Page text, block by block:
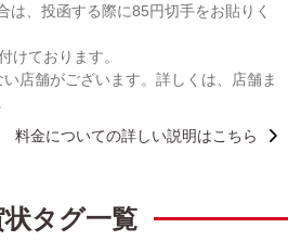
は、投函する際に85円切手をお貼りく
けております。
店舗がございます。詳しくは、店舗ま
料金についての詳しい説明はこちら
タグ一覧